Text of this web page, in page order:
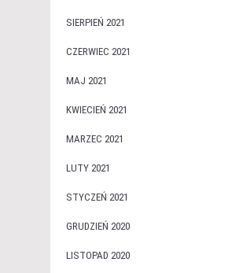
SIERPIEŃ 2021
CZERWIEC 2021
MAJ 2021
KWIECIEŃ 2021
MARZEC 2021
LUTY 2021
STYCZEŃ 2021
GRUDZIEŃ 2020
LISTOPAD 2020